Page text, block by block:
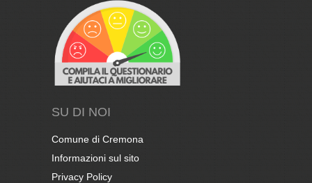
SU DI NOI
Comune di Cremona
Informazioni sul sito
Privacy Policy